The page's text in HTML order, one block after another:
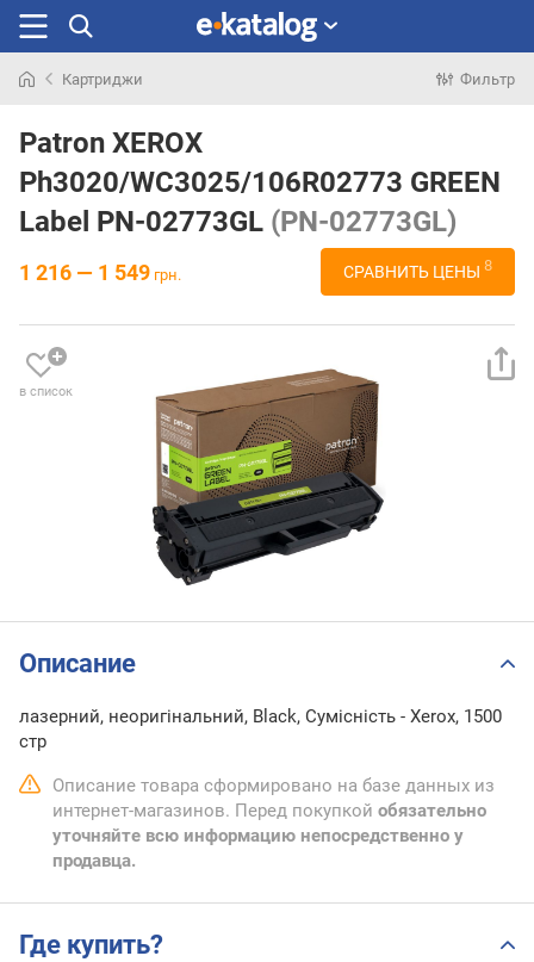
раньше
Картриджи Фильтр
Patron XEROX
Ph3020/WC3025/106R02773 GREEN
Label PN-02773GL (PN-02773GL)
1 216 — 1 549 грн. СРАВНИТЬ ЦЕНЫ 8
в список
Описание
лазерний, неоригінальний, Black, Сумісність - Xerox, 1500
стр
Описание товара сформировано на базе данных из
интернет-магазинов. Перед покупкой обязательно
уточняйте всю информацию непосредственно у
продавца.
Где купить?